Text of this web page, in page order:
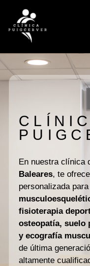
En nuestra clínica
Baleares, te
personalizada
fisioterapia
osteopatía, suelo
y ecografía
de última
altamente